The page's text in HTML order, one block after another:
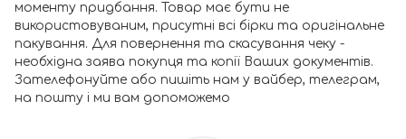
моменту придбання. Товар має бути не
використовуваним, присутні всі бірки та оригінальне
пакування. Для повернення та скасування чеку -
необхідна заява покупця та копії Ваших документів.
Зателефонуйте або пишіть нам у вайбер, телеграм,
на пошту і ми вам допоможемо